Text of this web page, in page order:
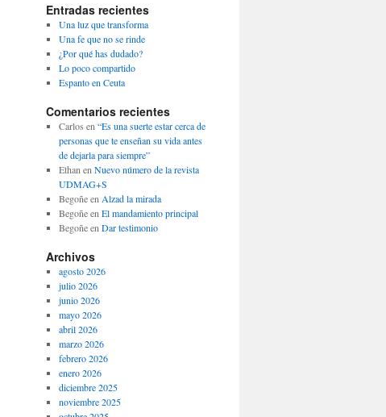
Entradas recientes
Una luz que transforma
Una fe que no se rinde
¿Por qué has dudado?
Lo poco compartido
Espanto en Ceuta
Comentarios recientes
Carlos en “Es una suerte estar cerca de
personas que te enseñan su vida antes
de dejarla para siempre”
Ethan en Nuevo número de la revista
UDMAG+S
Begoñeen Alzad la mirada
Begoñeen El mandamiento principal
Begoñeen Dar testimonio
Archivos
agosto 2026
julio 2026
junio 2026
mayo 2026
abril 2026
marzo 2026
febrero 2026
enero 2026
diciembre 2025
noviembre 2025